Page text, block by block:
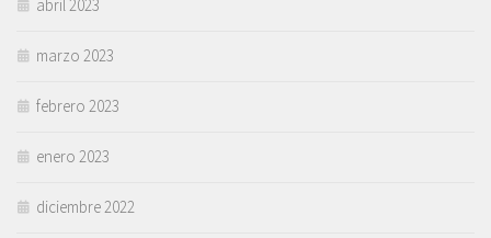
abril 2023
marzo 2023
febrero 2023
enero 2023
diciembre 2022